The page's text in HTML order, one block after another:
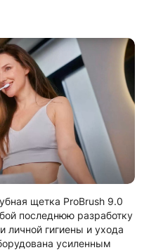
щетка ProBrush 9.0
последнюю разработку
личной гигиены и ухода
усиленным